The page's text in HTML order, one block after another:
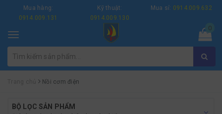
Mua hàng:
0914.009.131
Kỹ thuật:
0914.009.130
Mua sỉ: 0914.009.632
Toggle
navigation
0
Nồi cơm điện
BỘ LỌC SẢN PHẨM